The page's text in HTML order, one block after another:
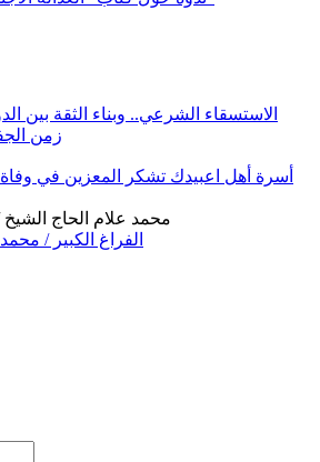
الاستسقاء الشرعي.. وبناء الثقة بين
زمن
أسرة أهل اعبيدك تشكر المعزين في وفاة
الفراغ الكبير /